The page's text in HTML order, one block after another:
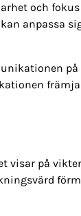
och fokus
anpassa
på